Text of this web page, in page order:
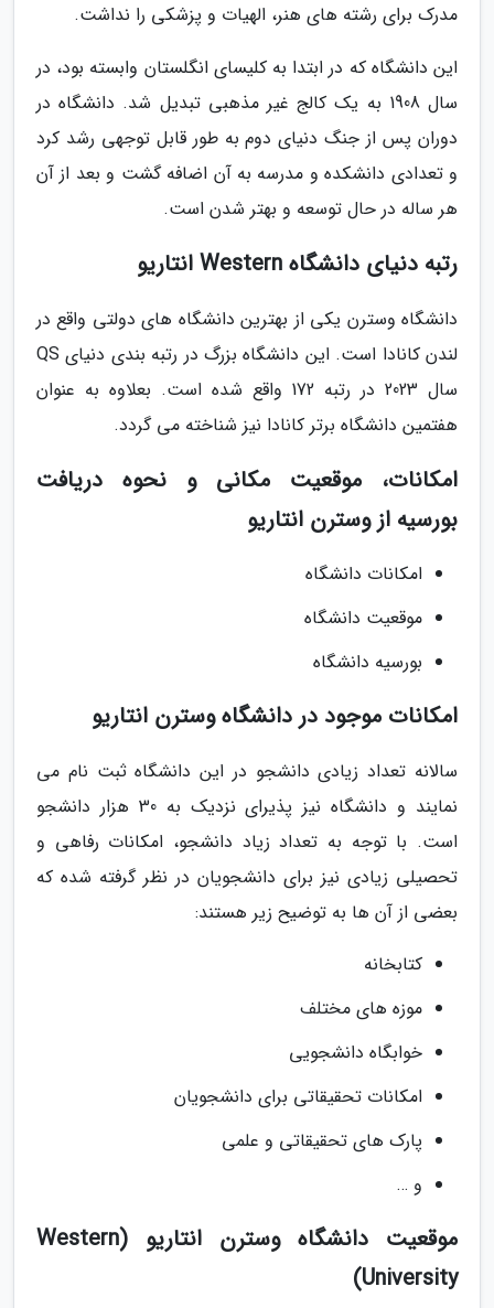
مدرک برای رشته های هنر، الهیات و پزشکی را نداشت.
این دانشگاه که در ابتدا به کلیسای انگلستان وابسته بود، در
سال 1908 به یک کالج غیر مذهبی تبدیل شد. دانشگاه در
دوران پس از جنگ دنیای دوم به طور قابل توجهی رشد کرد
و تعدادی دانشکده و مدرسه به آن اضافه گشت و بعد از آن
هر ساله در حال توسعه و بهتر شدن است.
رتبه دنیای دانشگاه Western انتاریو
دانشگاه وسترن یکی از بهترین دانشگاه های دولتی واقع در
لندن کانادا است. این دانشگاه بزرگ در رتبه بندی دنیای QS
سال 2023 در رتبه 172 واقع شده است. بعلاوه به عنوان
هفتمین دانشگاه برتر کانادا نیز شناخته می گردد.
امکانات، موقعیت مکانی و نحوه دریافت
بورسیه از وسترن انتاریو
امکانات دانشگاه
موقعیت دانشگاه
بورسیه دانشگاه
امکانات موجود در دانشگاه وسترن انتاریو
سالانه تعداد زیادی دانشجو در این دانشگاه ثبت نام می
نمایند و دانشگاه نیز پذیرای نزدیک به 30 هزار دانشجو
است. با توجه به تعداد زیاد دانشجو، امکانات رفاهی و
تحصیلی زیادی نیز برای دانشجویان در نظر گرفته شده که
بعضی از آن ها به توضیح زیر هستند:
کتابخانه
موزه های مختلف
خوابگاه دانشجویی
امکانات تحقیقاتی برای دانشجویان
پارک های تحقیقاتی و علمی
و …
موقعیت دانشگاه وسترن انتاریو (Western
University)